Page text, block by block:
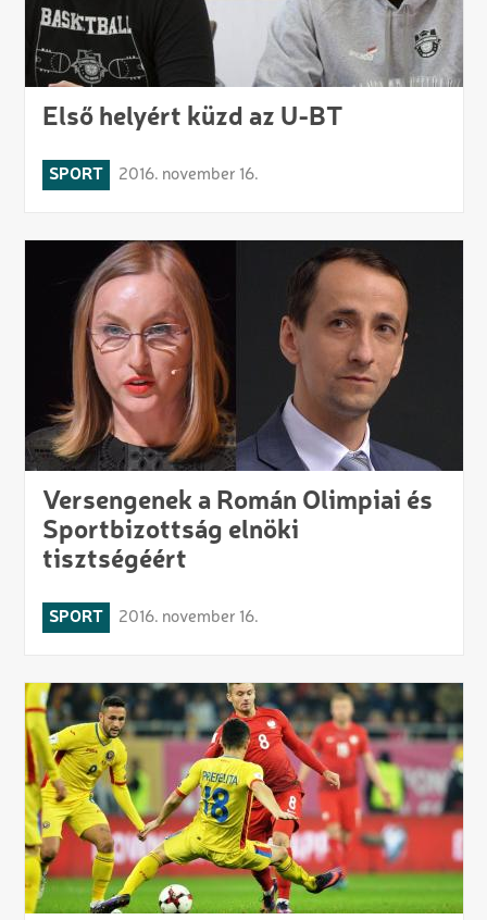
Első helyért küzd az U-BT
SPORT 2016. november 16.
Versengenek a Román Olimpiai és
Sportbizottság elnöki
tisztségéért
SPORT 2016. november 16.